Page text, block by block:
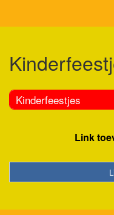
Kinderfeestjes
Link